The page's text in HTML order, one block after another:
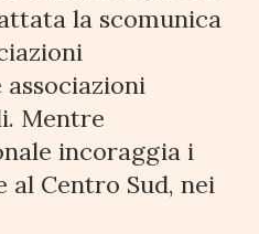
la scomunica
Mentre
incoraggia i
al Centro Sud, nei